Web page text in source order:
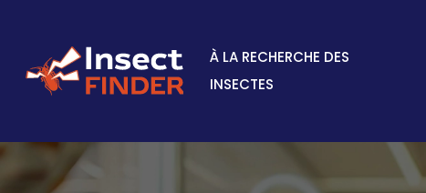
À LA RECHERCHE DES
INSECTES